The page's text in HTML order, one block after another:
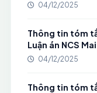
04/12/2025
Thông tin tóm
Luận án NCS
04/12/2025
Thông tin tóm